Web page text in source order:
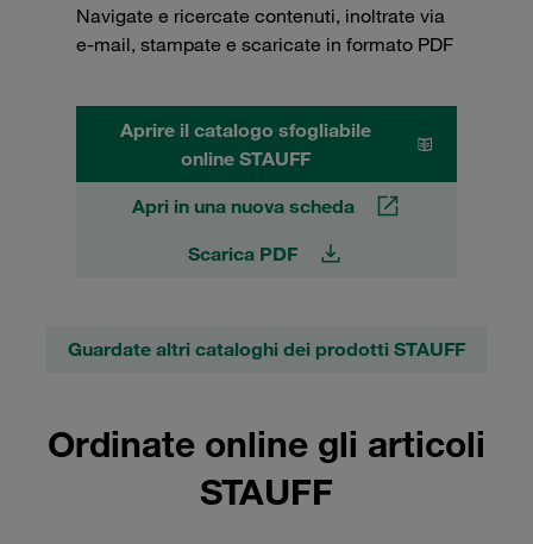
Navigate e ricercate contenuti, inoltrate via
e-mail, stampate e scaricate in formato PDF
Aprire il catalogo sfogliabile
online STAUFF
Apri in una nuova scheda
Scarica PDF
Guardate altri cataloghi dei prodotti STAUFF
Ordinate online gli articoli
STAUFF